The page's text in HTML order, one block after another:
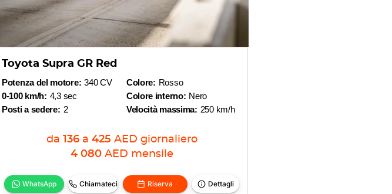
Toyota Supra GR Red
Potenza del motore: 340 CV
0-100 km/h: 4,3 sec
Posti a sedere: 2
Colore: Rosso
Colore interno: Nero
Velocità massima: 250 km/h
da 136 a 425 AED giornaliero
4 080 AED mensile
WhatsApp Chiamateci Riserva Dettagli